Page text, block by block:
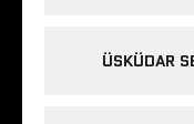
ÜSKÜDAR